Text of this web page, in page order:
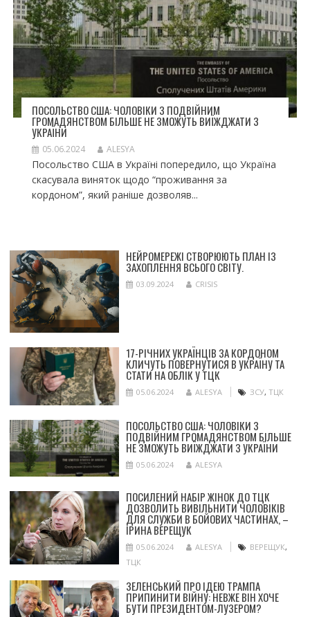
ПОСОЛЬСТВО США: ЧОЛОВІКИ З ПОДВІЙНИМ
ГРОМАДЯНСТВОМ БІЛЬШЕ НЕ ЗМОЖУТЬ ВИЇЖДЖАТИ З
УКРАЇНИ
05.06.2024 ALESYA
Посольство США в Україні попередило, що Україна
скасувала виняток щодо “проживання за
кордоном”, який раніше дозволяв...
НЕЙРОМЕРЕЖІ СТВОРЮЮТЬ ПЛАН ІЗ
ЗАХОПЛЕННЯ ВСЬОГО СВІТУ.
03.09.2024 CRISIS
17-РІЧНИХ УКРАЇНЦІВ ЗА КОРДОНОМ
КЛИЧУТЬ ПОВЕРНУТИСЯ В УКРАЇНУ ТА
СТАТИ НА ОБЛІК У ТЦК
05.06.2024 ALESYA ЗСУ, ТЦК
ПОСОЛЬСТВО США: ЧОЛОВІКИ З
ПОДВІЙНИМ ГРОМАДЯНСТВОМ БІЛЬШЕ
НЕ ЗМОЖУТЬ ВИЇЖДЖАТИ З УКРАЇНИ
05.06.2024 ALESYA
ПОСИЛЕНИЙ НАБІР ЖІНОК ДО ТЦК
ДОЗВОЛИТЬ ВИВІЛЬНИТИ ЧОЛОВІКІВ
ДЛЯ СЛУЖБИ В БОЙОВИХ ЧАСТИНАХ, –
ІРИНА ВЕРЕЩУК
05.06.2024 ALESYA ВЕРЕЩУК,
ТЦК
ЗЕЛЕНСЬКИЙ ПРО ІДЕЮ ТРАМПА
ПРИПИНИТИ ВІЙНУ: НЕВЖЕ ВІН ХОЧЕ
БУТИ ПРЕЗИДЕНТОМ-ЛУЗЕРОМ?